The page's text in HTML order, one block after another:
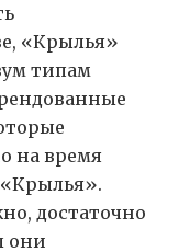
«Крылья»
типам
на время
достаточно
они